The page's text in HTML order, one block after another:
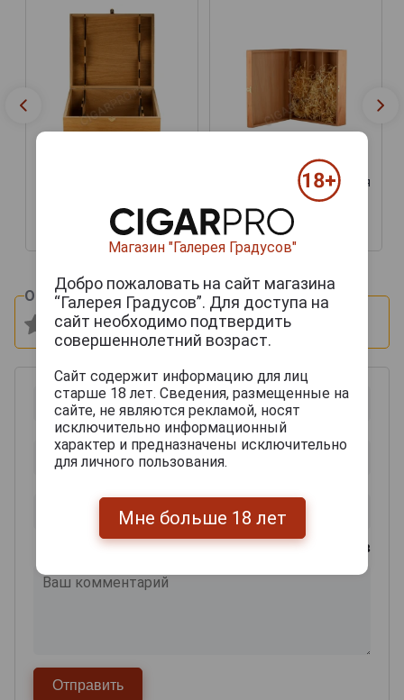
9 500 руб.
Подарочная коробка для
вина Бургонь Дуб на 3
бутылки
6 000 руб.
Оцените и напишите отзыв:
0из 2000 знаков
Магазин "Галерея Градусов"
Добро пожаловать на сайт магазина
“Галерея Градусов”. Для доступа на
сайт необходимо подтвердить
совершеннолетний возраст.
Сайт содержит информацию для лиц
старше 18 лет. Сведения, размещенные на
сайте, не являются рекламой, носят
исключительно информационный
характер и предназначены исключительно
для личного пользования.
Мне больше 18 лет